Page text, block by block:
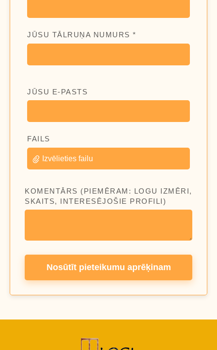
JŪSU TĀLRUŅA NUMURS *
JŪSU E-PASTS
FAILS
Izvēlieties failu
KOMENTĀRS (PIEMĒRAM: LOGU IZMĒRI,
SKAITS, INTERESĒJOŠIE PROFILI)
Nosūtīt pieteikumu aprēķinam